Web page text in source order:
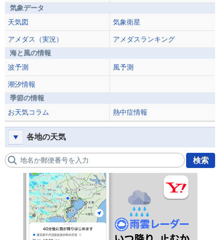
気象データ
天気図
気象衛星
アメダス（実況）
アメダスランキング
海と風の情報
波予測
風予測
潮汐情報
季節の情報
お天気コラム
熱中症情報
各地の天気
地名か郵便番号を入力 検索